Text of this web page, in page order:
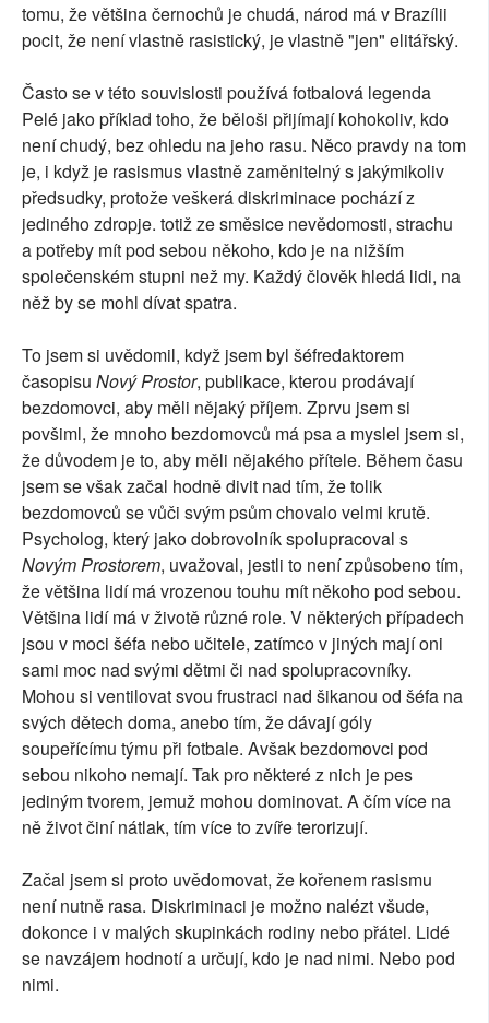
tomu, že většina černochů je chudá, národ má v Brazílii
pocit, že není vlastně rasistický, je vlastně "jen" elitářský.
Často se v této souvislosti používá fotbalová legenda
Pelé jako příklad toho, že běloši přijímají kohokoliv, kdo
není chudý, bez ohledu na jeho rasu. Něco pravdy na tom
je, i když je rasismus vlastně zaměnitelný s jakýmikoliv
předsudky, protože veškerá diskriminace pochází z
jediného zdropje. totiž ze směsice nevědomosti, strachu
a potřeby mít pod sebou někoho, kdo je na nižším
společenském stupni než my. Každý člověk hledá lidi, na
něž by se mohl dívat spatra.
To jsem si uvědomil, když jsem byl šéfredaktorem
časopisu Nový Prostor, publikace, kterou prodávají
bezdomovci, aby měli nějaký příjem. Zprvu jsem si
povšiml, že mnoho bezdomovců má psa a myslel jsem si,
že důvodem je to, aby měli nějakého přítele. Během času
jsem se však začal hodně divit nad tím, že tolik
bezdomovců se vůči svým psům chovalo velmi krutě.
Psycholog, který jako dobrovolník spolupracoval s
Novým Prostorem, uvažoval, jestli to není způsobeno tím,
že většina lidí má vrozenou touhu mít někoho pod sebou.
Většina lidí má v životě různé role. V některých případech
jsou v moci šéfa nebo učitele, zatímco v jiných mají oni
sami moc nad svými dětmi či nad spolupracovníky.
Mohou si ventilovat svou frustraci nad šikanou od šéfa na
svých dětech doma, anebo tím, že dávají góly
soupeřícímu týmu při fotbale. Avšak bezdomovci pod
sebou nikoho nemají. Tak pro některé z nich je pes
jediným tvorem, jemuž mohou dominovat. A čím více na
ně život činí nátlak, tím více to zvíře terorizují.
Začal jsem si proto uvědomovat, že kořenem rasismu
není nutně rasa. Diskriminaci je možno nalézt všude,
dokonce i v malých skupinkách rodiny nebo přátel. Lidé
se navzájem hodnotí a určují, kdo je nad nimi. Nebo pod
nimi.